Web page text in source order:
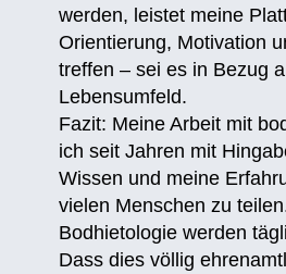
werden, leistet meine
Orientierung, Motivation
treffen – sei es in Bezug
Lebensumfeld.
Fazit: Meine Arbeit mit
ich seit Jahren mit
Wissen und meine
vielen Menschen zu
Bodhietologie werden
Dass dies völlig